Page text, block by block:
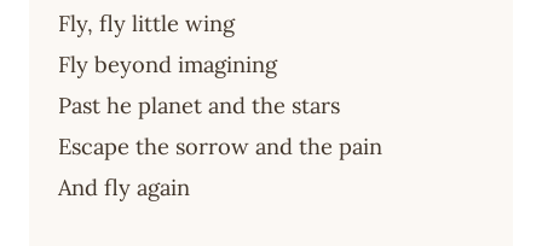
Fly, fly little wing
Fly beyond imagining
Past he planet and the stars
Escape the sorrow and the pain
And fly again